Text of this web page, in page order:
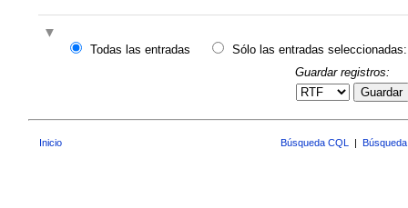
Todas las entradas
Sólo las entradas seleccionadas:
Guardar registros:
Guardar
Inicio Búsqueda CQL